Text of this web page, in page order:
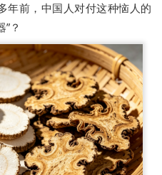
年前，中国人对付这种恼人的
？